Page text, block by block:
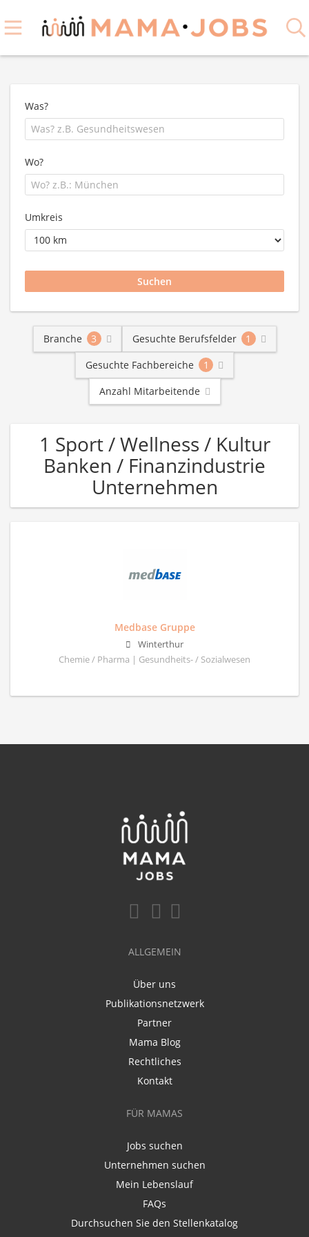
Was?
Wo?
Umkreis
Branche 3 Gesuchte Berufsfelder
1
Gesuchte Fachbereiche
1
Anzahl Mitarbeitende
1 Sport / Wellness / Kultur
Banken / Finanzindustrie
Unternehmen
Medbase Gruppe
Winterthur
Chemie / Pharma | Gesundheits- / Sozialwesen
ALLGEMEIN
Über uns
Publikationsnetzwerk
Partner
Mama Blog
Rechtliches
Kontakt
FÜR MAMAS
Jobs suchen
Unternehmen suchen
Mein Lebenslauf
FAQs
Durchsuchen Sie den Stellenkatalog